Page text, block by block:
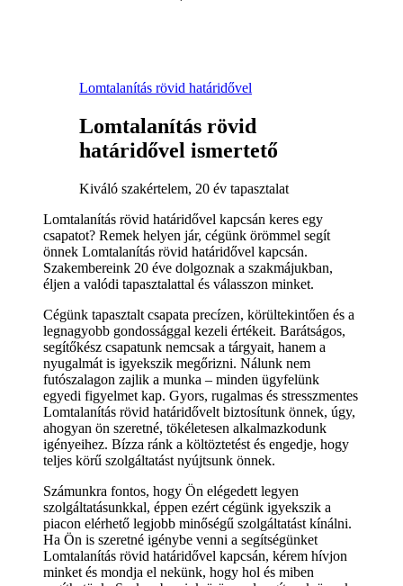
Lomtalanítás rövid határidővel
Lomtalanítás rövid
határidővel ismertető
Kiváló szakértelem, 20 év tapasztalat
Lomtalanítás rövid határidővel kapcsán keres egy
csapatot? Remek helyen jár, cégünk örömmel segít
önnek Lomtalanítás rövid határidővel kapcsán.
Szakembereink 20 éve dolgoznak a szakmájukban,
éljen a valódi tapasztalattal és válasszon minket.
Cégünk tapasztalt csapata precízen, körültekintően és a
legnagyobb gondossággal kezeli értékeit. Barátságos,
segítőkész csapatunk nemcsak a tárgyait, hanem a
nyugalmát is igyekszik megőrizni. Nálunk nem
futószalagon zajlik a munka – minden ügyfelünk
egyedi figyelmet kap. Gyors, rugalmas és stresszmentes
Lomtalanítás rövid határidővelt biztosítunk önnek, úgy,
ahogyan ön szeretné, tökéletesen alkalmazkodunk
igényeihez. Bízza ránk a költöztetést és engedje, hogy
teljes körű szolgáltatást nyújtsunk önnek.
Számunkra fontos, hogy Ön elégedett legyen
szolgáltatásunkkal, éppen ezért cégünk igyekszik a
piacon elérhető legjobb minőségű szolgáltatást kínálni.
Ha Ön is szeretné igénybe venni a segítségünket
Lomtalanítás rövid határidővel kapcsán, kérem hívjon
minket és mondja el nekünk, hogy hol és miben